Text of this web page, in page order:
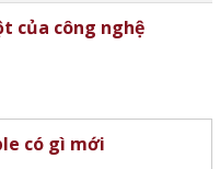
của công nghệ
có gì mới